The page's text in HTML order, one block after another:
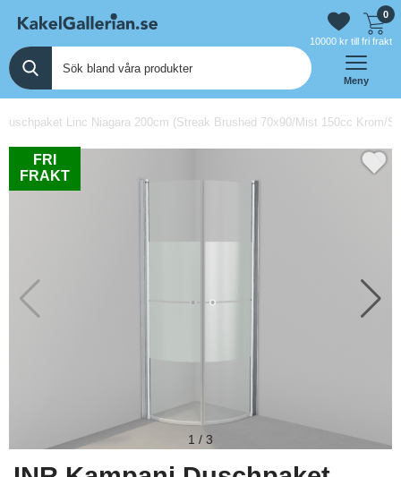
0
10000 kr till fri frakt
Meny
Linc Niagara 200cm (Streak Brushed 70x90/Mist 150cc Krom/
FRI
FRAKT
1 / 3